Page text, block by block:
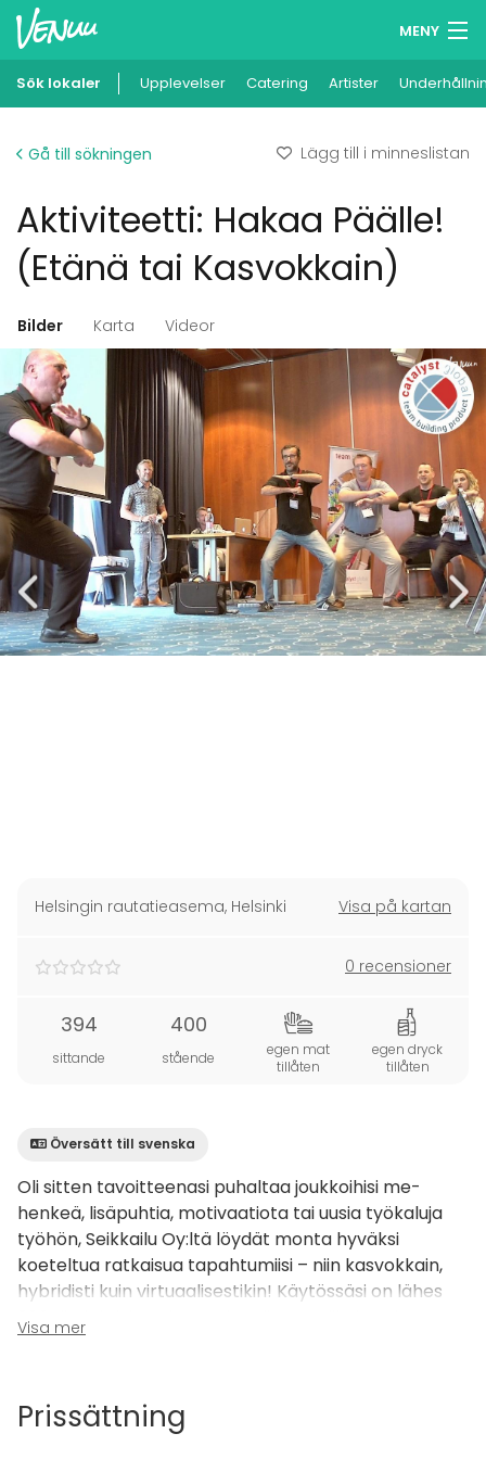
MENY
Minneslista
Lägg till din lokal
Sök lokaler Upplevelser Catering Artister
Gå till sökningen Lägg till i minneslistan
Aktiviteetti: Hakaa Päälle!
(Etänä tai Kasvokkain)
Bilder Karta Videor
Helsingin rautatieasema, Helsinki Visa på kartan
0 recensioner
394
sittande
400
stående
egen mat
tillåten
egen dryck
tillåten
Översätt till svenska
Oli sitten tavoitteenasi puhaltaa joukkoihisi me-
henkeä, lisäpuhtia, motivaatiota tai uusia työkaluja
työhön, Seikkailu Oy:ltä löydät monta hyväksi
koeteltua ratkaisua tapahtumiisi – niin kasvokkain,
hybridisti kuin virtuaalisestikin! Käytössäsi on lähes
200 tiimiaktiviteetin monipuolinen valikoima, josta
autamme mielellämme löytämään tarpeisiinne
Hakaon maorien perinteinen sotatanssi, jonka
Visa mer
Prissättning